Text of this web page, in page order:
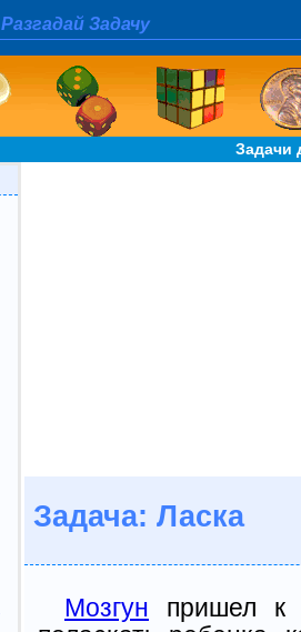
Разгадай Задачу
Задачи
Задача: Ласка
Мозгун пришел к